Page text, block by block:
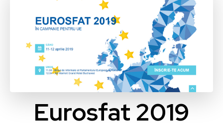
Eurosfat 2019